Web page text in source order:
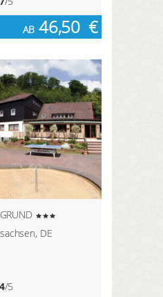
AB 46,50 €
DE
/5